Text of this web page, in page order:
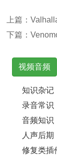
上篇：
下篇：
视频音频
知识杂记
录音常识
音频知识
人声后期
修复类插